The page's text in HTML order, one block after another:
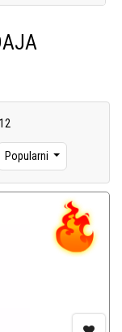
Popularni